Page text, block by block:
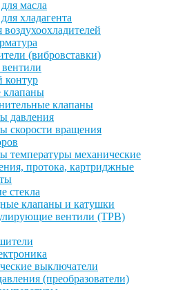
масла
хладагента
(вибровставки)
контур
клапаны
клапаны
давления
скорости вращения
температуры механические
протока, картриджные
стекла
клапаны и катушки
вентили (ТРВ)
выключатели
(преобразователи)